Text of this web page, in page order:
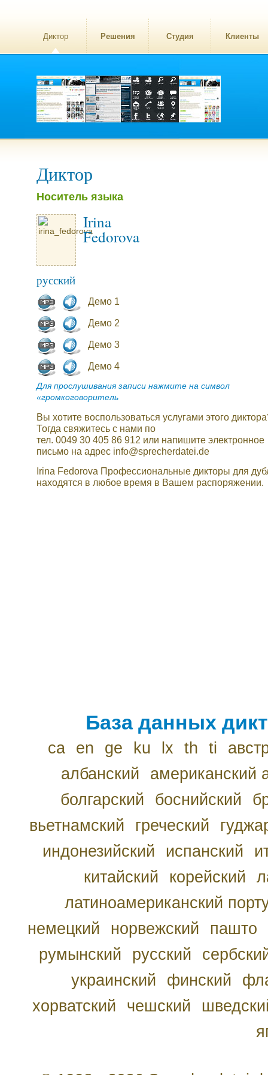
Диктор Решения Студия Клиенты
Диктор
Носитель языка
Irina
Fedorova
русский
Демо 1
Демо 2
Демо 3
Демо 4
Для прослушивания записи нажмите на символ
«громкоговоритель
Вы хотите воспользоваться услугами этого
Тогда свяжитесь с нами по
тел. 0049 30 405 86 912 или напишите электронное
письмо на адрес info@sprecherdatei.de
Irina Fedorova Профессиональные дикторы для
находятся в любое время в Вашем распоряжении.
База данных
ca en ge ku lx th ti
албанский
американский
болгарский
боснийский
вьетнамский
греческий
индонезийский
испанский
китайский
корейский
латиноамериканский
немецкий
норвежский
пашто
румынский
русский
украинский
финский
хорватский
чешский